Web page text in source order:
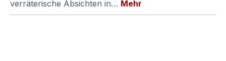
verräterische Absichten in… Mehr